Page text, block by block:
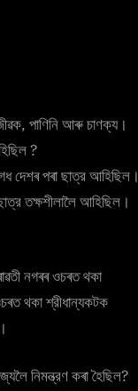
পাণিনি আৰু চাণক্য।
?
দেশৰ পৰা ছাত্র আহিছিল।
ছাত্র তক্ষশীলালৈ আহিছিল।
নগৰৰ ওচৰত থকা
থকা শ্রীধান্যকটক
নিমন্ত্রণ কৰা হৈছিল?